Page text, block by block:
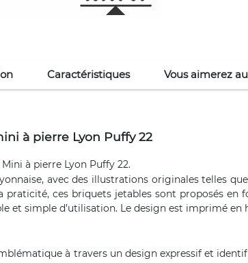
Caractéristiques Vous aimerez
à pierre Lyon Puffy 22
Mini à pierre Lyon Puffy 22.
avec des illustrations originales telles que
ces briquets jetables sont proposés
et simple d’utilisation. Le design est imprimé en
à travers un design expressif et